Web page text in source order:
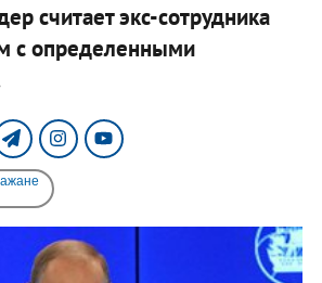
считает экс-сотрудника
с определенными